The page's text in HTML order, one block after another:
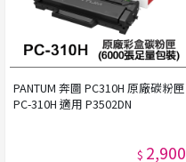
PANTUM 奔圖 PC310H 原廠碳粉匣
PC-310H 適用 P3502DN
$ 2,900